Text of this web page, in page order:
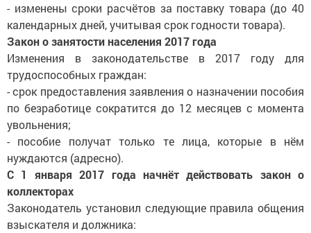
- изменены сроки расчётов за поставку товара (до 40
календарных дней, учитывая срок годности товара).
Закон о занятости населения 2017 года
Изменения в законодательстве в 2017 году для
трудоспособных граждан:
- срок предоставления заявления о назначении пособия
по безработице сократится до 12 месяцев с момента
увольнения;
- пособие получат только те лица, которые в нём
нуждаются (адресно).
С 1 января 2017 года начнёт действовать закон о
коллекторах
Законодатель установил следующие правила общения
взыскателя и должника: